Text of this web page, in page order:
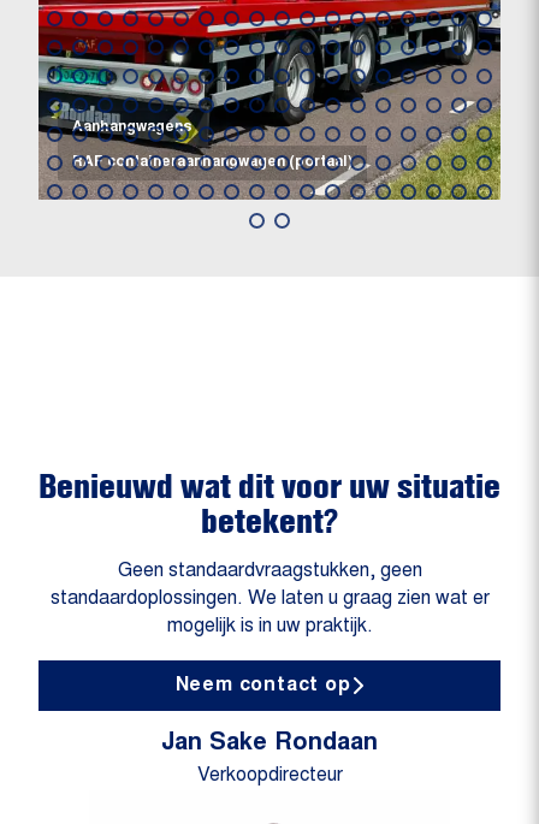
Aanhangwagens
RAF containeraanhangwagen (portaal)
Benieuwd wat dit voor uw situatie
betekent?
Geen standaardvraagstukken, geen
standaardoplossingen. We laten u graag zien wat er
mogelijk is in uw praktijk.
Neem contact op
Jan Sake Rondaan
Verkoopdirecteur